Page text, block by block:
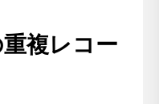
複レコー